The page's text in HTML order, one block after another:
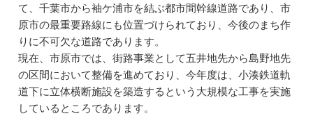
て、千葉市から袖ケ浦市を結ぶ都市間幹線道路であり、市
原市の最重要路線にも位置づけられており、今後のまち作
りに不可欠な道路であります。
現在、市原市では、街路事業として五井地先から島野地先
の区間において整備を進めており、今年度は、小湊鉄道軌
道下に立体横断施設を築造するという大規模な工事を実施
しているところであります。